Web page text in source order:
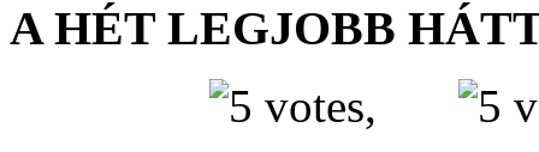
A HÉT LEGJOBB